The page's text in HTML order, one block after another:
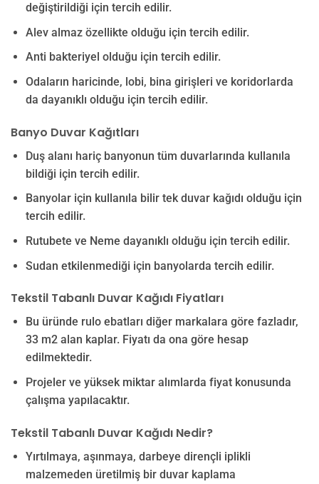
değiştirildiği için tercih edilir.
Alev almaz özellikte olduğu için tercih edilir.
Anti bakteriyel olduğu için tercih edilir.
Odaların haricinde, lobi, bina girişleri ve koridorlarda
da dayanıklı olduğu için tercih edilir.
Banyo Duvar Kağıtları
Duş alanı hariç banyonun tüm duvarlarında kullanıla
bildiği için tercih edilir.
Banyolar için kullanıla bilir tek duvar kağıdı olduğu için
tercih edilir.
Rutubete ve Neme dayanıklı olduğu için tercih edilir.
Sudan etkilenmediği için banyolarda tercih edilir.
Tekstil Tabanlı Duvar Kağıdı Fiyatları
Bu üründe rulo ebatları diğer markalara göre fazladır,
33 m2 alan kaplar. Fiyatı da ona göre hesap
edilmektedir.
Projeler ve yüksek miktar alımlarda fiyat konusunda
çalışma yapılacaktır.
Tekstil Tabanlı Duvar Kağıdı Nedir?
Yırtılmaya, aşınmaya, darbeye dirençli iplikli
malzemeden üretilmiş bir duvar kaplama